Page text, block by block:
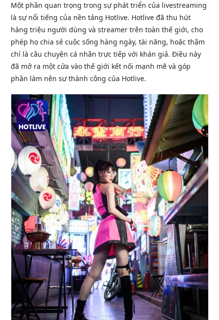
Một phần quan trọng trong sự phát triển của livestreaming
là sự nổi tiếng của nền tảng Hotlive. Hotlive đã thu hút
hàng triệu người dùng và streamer trên toàn thế giới, cho
phép họ chia sẻ cuộc sống hàng ngày, tài năng, hoặc thậm
chí là câu chuyện cá nhân trực tiếp với khán giả. Điều này
đã mở ra một cửa vào thế giới kết nối mạnh mẽ và góp
phần làm nên sự thành công của Hotlive.